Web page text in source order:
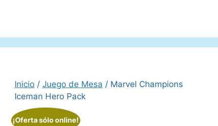
Inicio / Juego de Mesa / Marvel Champions
Iceman Hero Pack
¡Oferta sólo online!